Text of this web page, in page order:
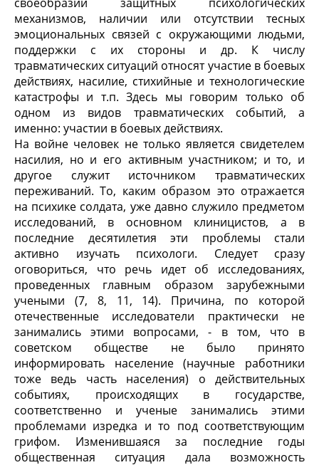
механизмов, наличии или отсутствии тесных
эмоциональных связей с окружающими людьми,
поддержки с их стороны и др. К числу
травматических ситуаций относят участие в боевых
действиях, насилие, стихийные и технологические
катастрофы и т.п. Здесь мы говорим только об
одном из видов травматических событий, а
именно: участии в боевых действиях.
На войне человек не только является свидетелем
насилия, но и его активным участником; и то, и
другое служит источником травматических
переживаний. То, каким образом это отражается
на психике солдата, уже давно служило предметом
исследований, в основном клиницистов, а в
последние десятилетия эти проблемы стали
активно изучать психологи. Следует сразу
оговориться, что речь идет об исследованиях,
проведенных главным образом зарубежными
учеными (7, 8, 11, 14). Причина, по которой
отечественные исследователи практически не
занимались этими вопросами, - в том, что в
советском обществе не было принято
информировать население (научные работники
тоже ведь часть населения) о действительных
событиях, происходящих в государстве,
соответственно и ученые занимались этими
проблемами изредка и то под соответствующим
грифом. Изменившаяся за последние годы
общественная ситуация дала возможность